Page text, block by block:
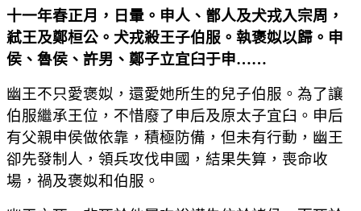
十一年春正月，日暈。申人、鄫人及犬戎入宗周，
弒王及鄭桓公。犬戎殺王子伯服。執褒姒以歸。申
侯、魯侯、許男、鄭子立宜臼于申……
幽王不只愛褒姒，還愛她所生的兒子伯服。為了讓
伯服繼承王位，不惜廢了申后及原太子宜臼。申后
有父親申侯做依靠，積極防備，但未有行動，幽王
卻先發制人，領兵攻伐申國，結果失算，喪命收
場，禍及褒姒和伯服。